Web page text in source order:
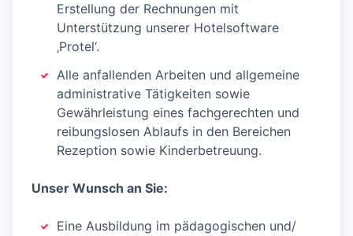
Erstellung der Rechnungen mit
Unterstützung unserer Hotelsoftware
‚Protel‘.
Alle anfallenden Arbeiten und allgemeine
administrative Tätigkeiten sowie
Gewährleistung eines fachgerechten und
reibungslosen Ablaufs in den Bereichen
Rezeption sowie Kinderbetreuung.
Unser Wunsch an Sie:
Eine Ausbildung im pädagogischen und/